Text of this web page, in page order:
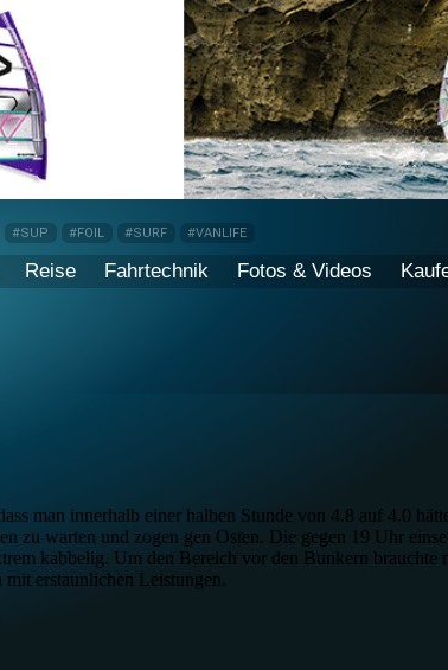
#SUP #FOIL #SURF #VANLIFE
Reise Fahrtechnik Fotos & Videos
man innerhalb einer halben Stunde von 4.8 auf 4.0
zu warten und zogen gen Osten. Die gegen 19 Uhr
kabbelig. Um den Bereich vor den Bunkern
erstaunlichen Leistungen.